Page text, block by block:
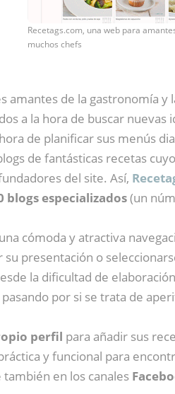
Recetags.com, una web para
muchos chefs
de la gastronomía y
a la hora de buscar
de planificar sus menús
de fantásticas recetas
del site. Así,
blogs especializados(un
cómoda y atractiva
presentación o
la dificultad de
por si se trata de
perfil para añadir sus
y funcional para
en los canales